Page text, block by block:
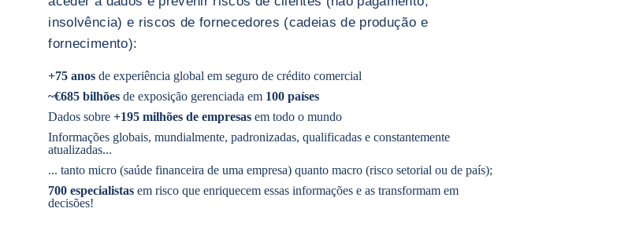
insolvência) e riscos de fornecedores (cadeias de produção e
fornecimento):
+75 anos de experiência global em seguro de crédito comercial
~€685 bilhõesde exposição gerenciada em 100 países
Dados sobre+195 milhões de empresas em todo o mundo
Informações globais, mundialmente, padronizadas, qualificadas e constantemente
atualizadas...
... tanto micro (saúde financeira de uma empresa) quanto macro (risco setorial ou de país);
700 especialistasem risco que enriquecem essas informações e as transformam em
decisões!